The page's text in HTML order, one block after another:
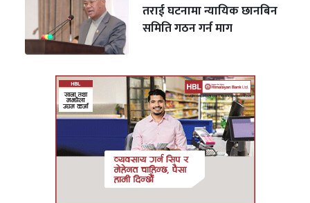
तराई घटनामा न्यायिक छानबिन
समिति गठन गर्न माग